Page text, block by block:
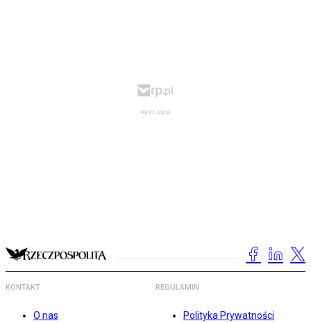
KONTAKT
O nas
REGULAMIN
Polityka Prywatności